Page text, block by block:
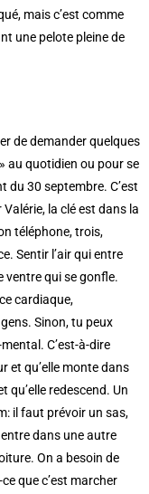
mais c’est comme
une pelote pleine de
de demander quelques
au quotidien ou pour se
du 30 septembre. C’est
la clé est dans la
téléphone, trois,
Sentir l’air qui entre
ventre qui se gonfle.
cardiaque,
Sinon, tu peux
C’est-à-dire
et qu’elle monte dans
qu’elle redescend. Un
il faut prévoir un sas,
dans une autre
On a besoin de
que c’est marcher